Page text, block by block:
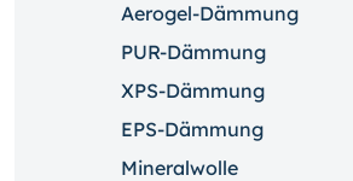
Aerogel-Dämmung
PUR-Dämmung
XPS-Dämmung
EPS-Dämmung
Mineralwolle